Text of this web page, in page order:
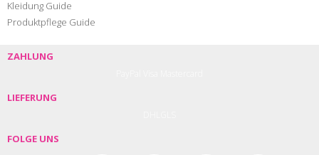
Kleidung Guide
Produktpflege Guide
ZAHLUNG
LIEFERUNG
FOLGE UNS